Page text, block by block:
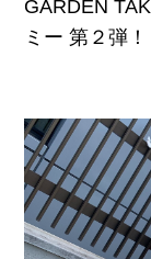
GARDEN
ミー 第２弾！